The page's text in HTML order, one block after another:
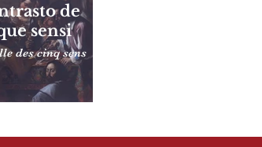
de
sensi
des cinq sens